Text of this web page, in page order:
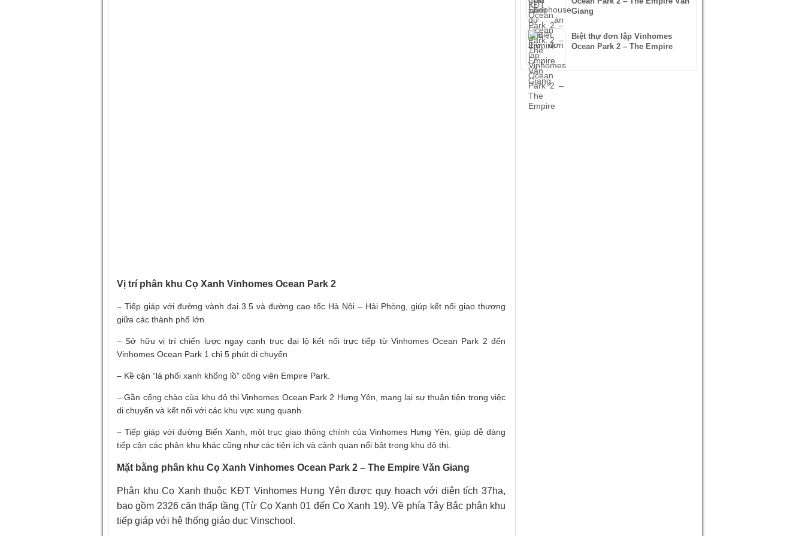
Vị trí phân khu Cọ Xanh Vinhomes Ocean Park 2
– Tiếp giáp với đường vành đai 3.5 và đường cao tốc Hà Nội – Hải Phòng, giúp kết nối giao thương
giữa các thành phố lớn.
– Sở hữu vị trí chiến lược ngay cạnh trục đại lộ kết nối trực tiếp từ Vinhomes Ocean Park 2 đến
Vinhomes Ocean Park 1 chỉ 5 phút di chuyển
– Kề cận “lá phối xanh khổng lồ” công viên Empire Park.
– Gần cổng chào của khu đô thị Vinhomes Ocean Park 2 Hưng Yên, mang lại sự thuận tiện trong việc
di chuyển và kết nối với các khu vực xung quanh.
– Tiếp giáp với đường Biển Xanh, một trục giao thông chính của Vinhomes Hưng Yên, giúp dễ dàng
tiếp cận các phân khu khác cũng như các tiện ích và cảnh quan nổi bật trong khu đô thị.
Mặt bằng phân khu Cọ Xanh Vinhomes Ocean Park 2 – The Empire Văn Giang
Phân khu Cọ Xanh thuộc KĐT Vinhomes Hưng Yên được quy hoạch với diện tích 37ha,
bao gồm 2326 căn thấp tầng (Từ Cọ Xanh 01 đến Cọ Xanh 19). Về phía Tây Bắc phân khu
tiếp giáp với hệ thống giáo dục Vinschool.
Giang
Biệt thự đơn lập Vinhomes
Ocean Park 2 – The Empire